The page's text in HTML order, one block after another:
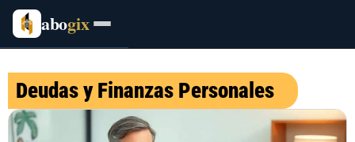
abogix
Deudas y Finanzas Personales